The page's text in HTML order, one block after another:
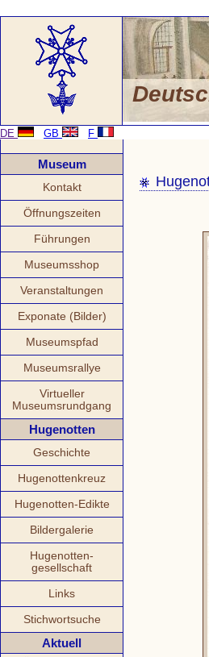
DE GB F
Museum
Kontakt
Öffnungszeiten
Führungen
Museumsshop
Veranstaltungen
Exponate (Bilder)
Museumspfad
Museumsrallye
Virtueller
Museumsrundgang
Hugenotten
Geschichte
Hugenottenkreuz
Hugenotten-Edikte
Bildergalerie
Hugenotten-
gesellschaft
Links
Stichwortsuche
Aktuell